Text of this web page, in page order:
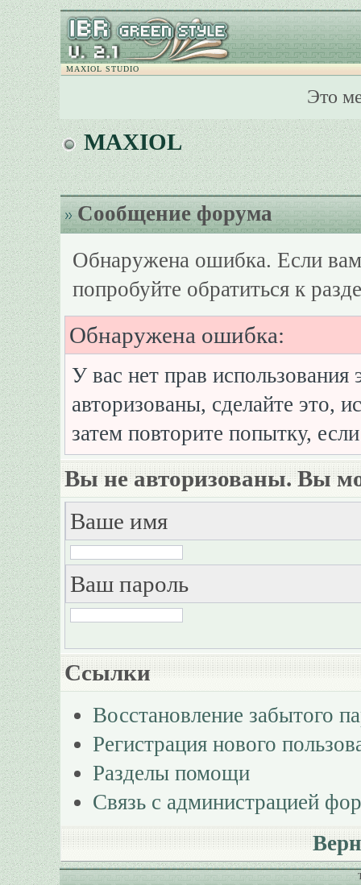
MAXIOL STUDIO
Это
MAXIOL
Сообщение форума
Обнаружена ошибка. Если
попробуйте обратиться к
Обнаружена ошибка:
У вас нет прав
авторизованы, сделайте это,
затем повторите попытку,
Вы не авторизованы. Вы
Ваше имя
Ваш пароль
Ссылки
Восстановление забытого
Регистрация нового
Разделы помощи
Связь с администрацией